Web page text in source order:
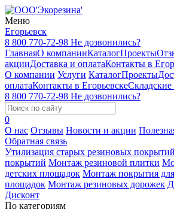
Меню
Егорьевск
8 800 770-72-98 Не дозвонились?
ГлавнаяО компанииКаталогПроекты
акцииДоставка и оплатаКонтакты в
О компании Услуги КаталогПроекты
оплатаКонтакты в ЕгорьевскеСкладские
8 800 770-72-98 Не дозвонились?
0
О нас Отзывы Новости и акции
Обратная связь
Утилизация старых резиновых покрытий
покрытий Монтаж резиновой плитки
детских площадок Монтаж покрытия
площадок Монтаж резиновых дорожек
Дисконт
По категориям